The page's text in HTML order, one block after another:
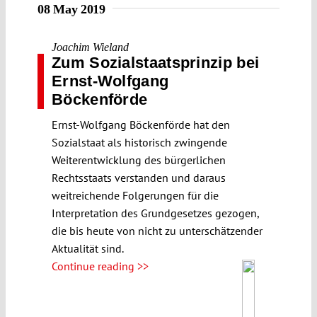
08 May 2019
Joachim Wieland
Zum Sozialstaats­prinzip bei
Ernst-Wolfgang
Böckenförde
Ernst-Wolfgang Böckenförde hat den
Sozialstaat als historisch zwingende
Weiterentwicklung des bürgerlichen
Rechtsstaats verstanden und daraus
weitreichende Folgerungen für die
Interpretation des Grundgesetzes gezogen,
die bis heute von nicht zu unterschätzender
Aktualität sind.
Continue reading >>